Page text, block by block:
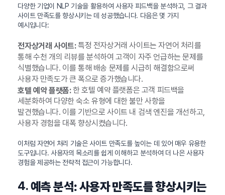
다양한 기업이 NLP 기술을 활용하여 사용자 피드백을 분석하고, 그 결과
사이트 만족도를 향상시키는 데 성공했습니다. 다음은 몇 가지
예시입니다:
전자상거래 사이트:특정 전자상거래 사이트는 자연어 처리를
통해 수천 개의 리뷰를 분석하여 고객이 자주 언급하는 문제를
식별했습니다. 이를 통해 배송 문제를 시급히 해결함으로써
사용자 만족도가 큰 폭으로 증가했습니다.
호텔 예약 플랫폼:한 호텔 예약 플랫폼은 고객 피드백을
세분화하여 다양한 숙소 유형에 대한 불만 사항을
발견했습니다. 이를 기반으로 사이트 내 검색 엔진을 개선하고,
사용자 경험을 대폭 향상시켰습니다.
이처럼 자연어 처리 기술은 사이트 만족도를 높이는 데 있어 매우 유용한
도구입니다. 사용자의 목소리를 쉽게 이해하고 분석하여 더 나은 사용자
경험을 제공하는 전략적 접근이 가능합니다.
4.예측 분석: 사용자 만족도를 향상시키는